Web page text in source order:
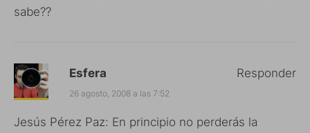
sabe??
Esfera
26 agosto, 2008 a las 7:52
Jesús Pérez Paz: En principio no perderás la
Responder